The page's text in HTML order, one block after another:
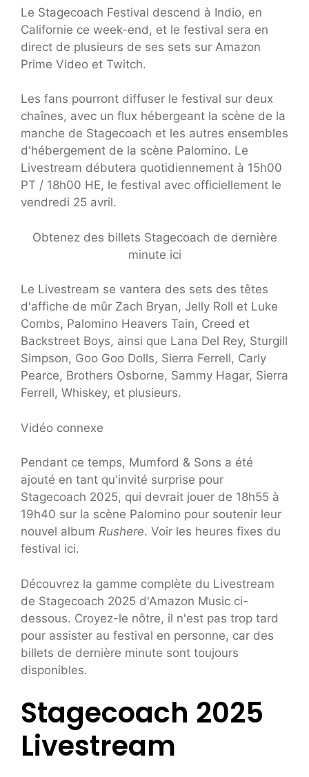
Le Stagecoach Festival descend à Indio, en
Californie ce week-end, et le festival sera en
direct de plusieurs de ses sets sur Amazon
Prime Video et Twitch.
Les fans pourront diffuser le festival sur deux
chaînes, avec un flux hébergeant la scène de la
manche de Stagecoach et les autres ensembles
d'hébergement de la scène Palomino. Le
Livestream débutera quotidiennement à 15h00
PT / 18h00 HE, le festival avec officiellement le
vendredi 25 avril.
Obtenez des billets Stagecoach de dernière
minute ici
Le Livestream se vantera des sets des têtes
d'affiche de mûr Zach Bryan, Jelly Roll et Luke
Combs, Palomino Heavers Tain, Creed et
Backstreet Boys, ainsi que Lana Del Rey, Sturgill
Simpson, Goo Goo Dolls, Sierra Ferrell, Carly
Pearce, Brothers Osborne, Sammy Hagar, Sierra
Ferrell, Whiskey, et plusieurs.
Vidéo connexe
Pendant ce temps, Mumford & Sons a été
ajouté en tant qu'invité surprise pour
Stagecoach 2025, qui devrait jouer de 18h55 à
19h40 sur la scène Palomino pour soutenir leur
nouvel album Rushere. Voir les heures fixes du
festival ici.
Découvrez la gamme complète du Livestream
de Stagecoach 2025 d'Amazon Music ci-
dessous. Croyez-le nôtre, il n'est pas trop tard
pour assister au festival en personne, car des
billets de dernière minute sont toujours
disponibles.
Stagecoach 2025
Livestream